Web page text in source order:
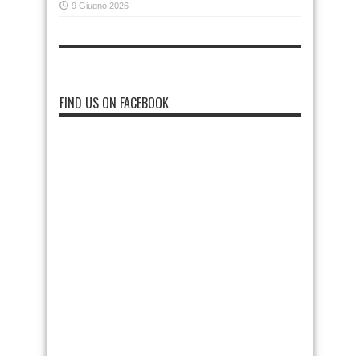
9 Giugno 2026
FIND US ON FACEBOOK